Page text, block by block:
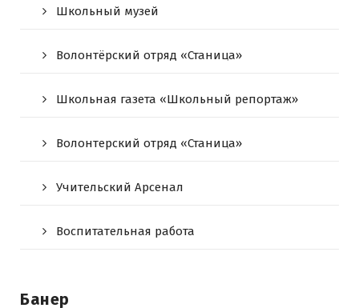
Школьный музей
Волонтёрский отряд «Станица»
Школьная газета «Школьный репортаж»
Волонтерский отряд «Станица»
Учительский Арсенал
Воспитательная работа
Банер